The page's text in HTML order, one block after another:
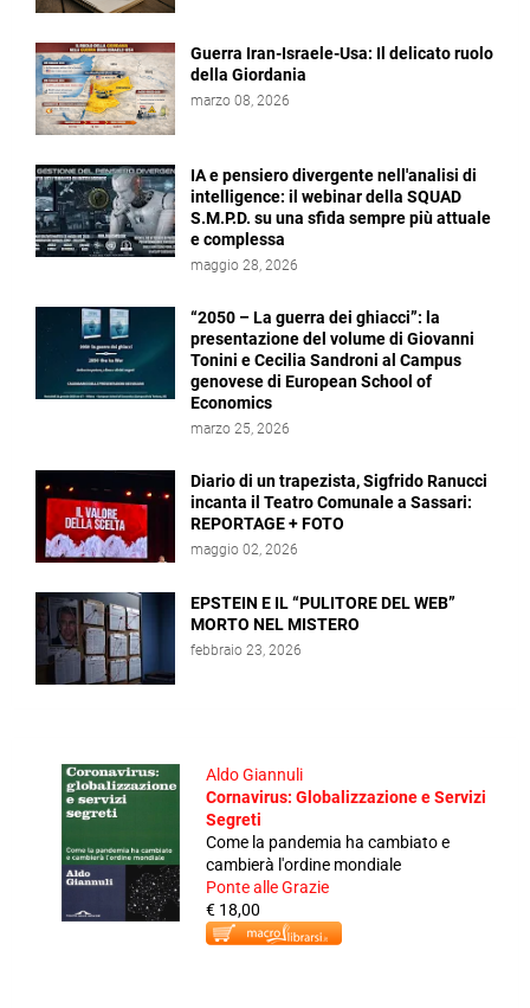
Guerra Iran-Israele-Usa: Il delicato ruolo
della Giordania
marzo 08, 2026
IA e pensiero divergente nell'analisi di
intelligence: il webinar della SQUAD
S.M.P.D. su una sfida sempre più attuale
e complessa
maggio 28, 2026
“2050 – La guerra dei ghiacci”: la
presentazione del volume di Giovanni
Tonini e Cecilia Sandroni al Campus
genovese di European School of
Economics
marzo 25, 2026
Diario di un trapezista, Sigfrido Ranucci
incanta il Teatro Comunale a Sassari:
REPORTAGE + FOTO
maggio 02, 2026
EPSTEIN E IL “PULITORE DEL WEB”
MORTO NEL MISTERO
febbraio 23, 2026
Aldo Giannuli
Cornavirus: Globalizzazione e Servizi
Segreti
Come la pandemia ha cambiato e
cambierà l'ordine mondiale
Ponte alle Grazie
€ 18,00